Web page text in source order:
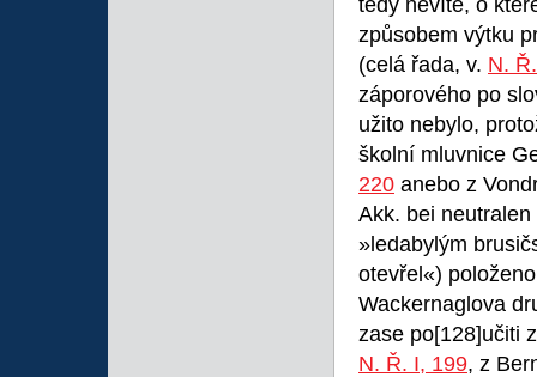
tedy nevíte, o
způsobem výtku
(celá řada, v. N.
záporového po
užito nebylo,
školní mluvnice
220 anebo z
Akk. bei
»ledabylým
otevřel«)
Wackernaglova
zase po[128]učiti
N. Ř. I, 199, z